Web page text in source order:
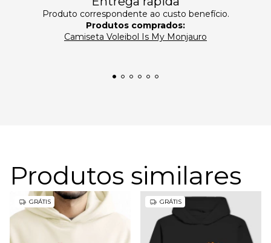
Produto correspondente ao custo benefício.
Produtos comprados:
Camiseta Voleibol Is My Monjauro
Produtos similares
GRÁTIS GRÁTIS